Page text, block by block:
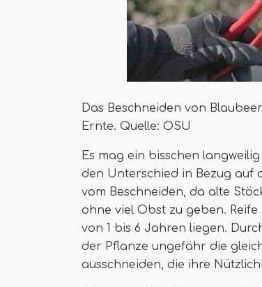
Das Beschneiden von
Ernte. Quelle: OSU
Es mag ein bisschen
den Unterschied in Bezug auf
vom Beschneiden, da alte
ohne viel Obst zu geben.
von 1 bis 6 Jahren liegen.
der Pflanze ungefähr die
ausschneiden, die ihre